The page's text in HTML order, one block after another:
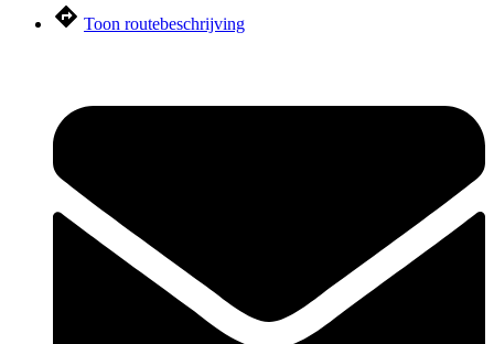
Toon routebeschrijving